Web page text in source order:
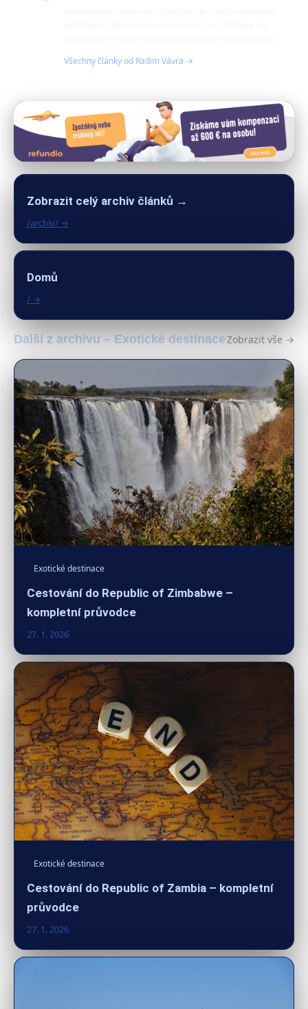
Všechny články od Radim Vávra →
Zobrazit celý archiv článků →
/archiv/ →
Domů
/ →
Další z archivu – Exotické destinaceZobrazit vše →
Exotické destinace
Cestování do Republic of Zimbabwe –
kompletní průvodce
27. 1. 2026
Exotické destinace
Cestování do Republic of Zambia – kompletní
průvodce
27. 1. 2026